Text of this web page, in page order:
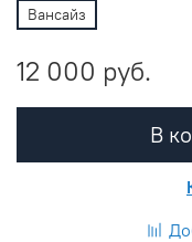
Вансайз
12 000 руб.
В